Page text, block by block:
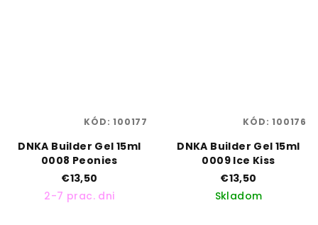
DNKA Builder Gel 15ml
0008 Peonies
€13,50
2-7 prac. dni
KÓD:100177
DNKA Builder Gel 15ml
0009 Ice Kiss
€13,50
Skladom
KÓD:100176